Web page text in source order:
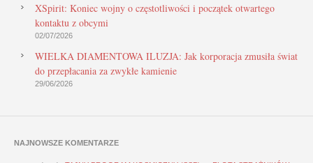
XSpirit: Koniec wojny o częstotliwości i początek otwartego
kontaktu z obcymi
02/07/2026
WIELKA DIAMENTOWA ILUZJA: Jak korporacja zmusiła świat
do przepłacania za zwykłe kamienie
29/06/2026
NAJNOWSZE KOMENTARZE